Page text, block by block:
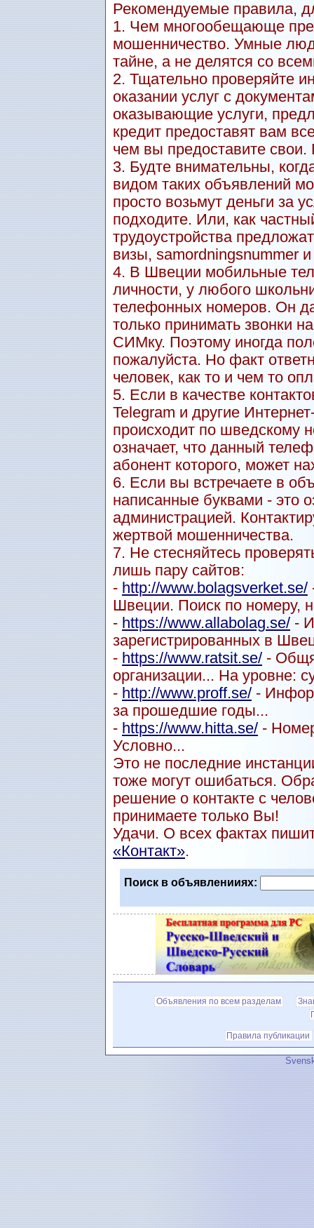
Рекомендуемые правила,
1. Чем многообещающе
мошенничество. Умные
тайне, а не делятся со
2. Тщательно проверяйте
оказании услуг с
оказывающие услуги,
кредит предоставят вам
чем вы предоставите
3. Будте внимательны,
видом таких объявлений
просто возьмут деньги за
подходите. Или, как
трудоустройства
визы, samordningsnummer и
4. В Швеции мобильные
личности, у любого
телефонных номеров. Он
только принимать звонки
СИМку. Поэтому иногда
пожалуйста. Но факт
человек, как то и чем то
5. Если в качестве
Telegram и другие
происходит по шведскому
означает, что данный
абонент которого, может
6. Если вы встречаете в
написанные буквами - это
администрацией.
жертвой мошенничества.
7. Не стесняйтесь
лишь пару сайтов:
- http://www.bolagsverket.se/
Швеции. Поиск по номеру,
- https://www.allabolag.se/ -
зарегистрированных в
- https://www.ratsit.se/ -
организации... На уровне:
- http://www.proff.se/ -
за прошедшие годы...
- https://www.hitta.se/ -
Условно...
Это не последние
тоже могут ошибаться.
решение о контакте с
принимаете только Вы!
Удачи. О всех фактах
«Контакт».
Поиск в объявленииях:
Объявления по всем разделам
Правила публикации